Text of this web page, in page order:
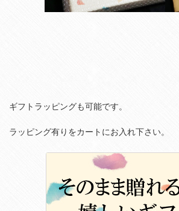
ギフトラッピングも可能です。
ラッピング有りをカートにお入れ下さい。